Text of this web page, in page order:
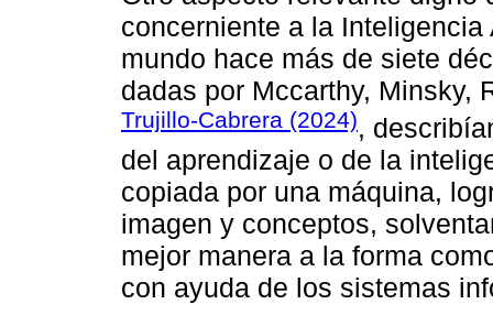
concerniente a la
mundo hace más de siete
dadas por Mccarthy, Minsky,
Trujillo-Cabrera (2024),
del aprendizaje o de la
copiada por una máquina,
imagen y conceptos,
mejor manera a la forma
con ayuda de los sistemas